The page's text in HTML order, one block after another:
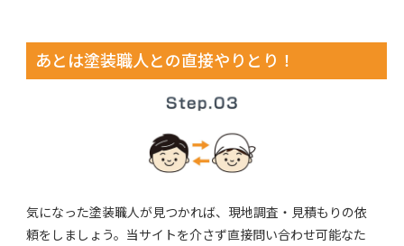
あとは塗装職人との直接やりとり！
気になった塗装職人が見つかれば、現地調査・見積もりの依
頼をしましょう。当サイトを介さず直接問い合わせ可能なた